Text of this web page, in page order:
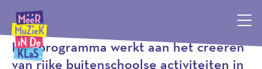
Méér Muziek in de Klas, terug naar de homepagina
Programma
Het programma werkt aan het creëren
van rijke buitenschoolse activiteiten in